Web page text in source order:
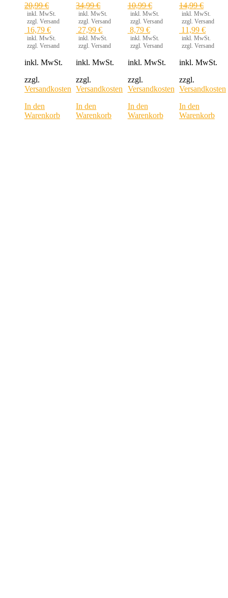
20,99€
inkl. MwSt.
zzgl. Versand
16,79 €
inkl. MwSt.
zzgl. Versand
inkl. MwSt.
zzgl.
Versandkosten
In den
Warenkorb
34,99€
inkl. MwSt.
zzgl. Versand
27,99€
inkl. MwSt.
zzgl. Versand
inkl. MwSt.
zzgl.
Versandkosten
In den
Warenkorb
10,99€
inkl. MwSt.
zzgl. Versand
8,79 €
inkl. MwSt.
zzgl. Versand
inkl. MwSt.
zzgl.
Versandkosten
In den
Warenkorb
14,99€
inkl. MwSt.
zzgl. Versand
11,99 €
inkl. MwSt.
zzgl. Versand
inkl. MwSt.
zzgl.
Versandkosten
In den
Warenkorb